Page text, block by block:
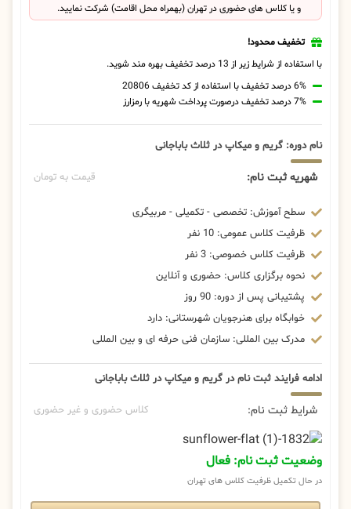
و یا کلاس های حضوری در تهران (بهمراه محل اقامت) شرکت نمایید.
تخفیف محدود!
با استفاده از شرایط زیر از 13 درصد تخفیف بهره مند شوید.
6% درصد تخفیف با استفاده از کد تخفیف 20806
7% درصد تخفیف درصورت پرداخت شهریه با رمزارز
نام دوره: گریم و میکاپ در ثلاث باباجانی
شهریه ثبت نام: قیمت به تومان
سطح آموزش: تخصصی - تکمیلی - مربیگری
ظرفیت کلاس عمومی: 10 نفر
ظرفیت کلاس خصوصی: 3 نفر
نحوه برگزاری کلاس: حضوری و آنلاین
پشتیبانی پس از دوره: 90 روز
خوابگاه برای هنرجویان شهرستانی: دارد
مدرک بین المللی: سازمان فنی حرفه ای و بین المللی
ادامه فرایند ثبت نام در گریم و میکاپ در ثلاث باباجانی
شرایط ثبت نام: کلاس حضوری و غیر حضوری
وضعیت ثبت نام: فعال
در حال تکمیل ظرفیت کلاس های تهران